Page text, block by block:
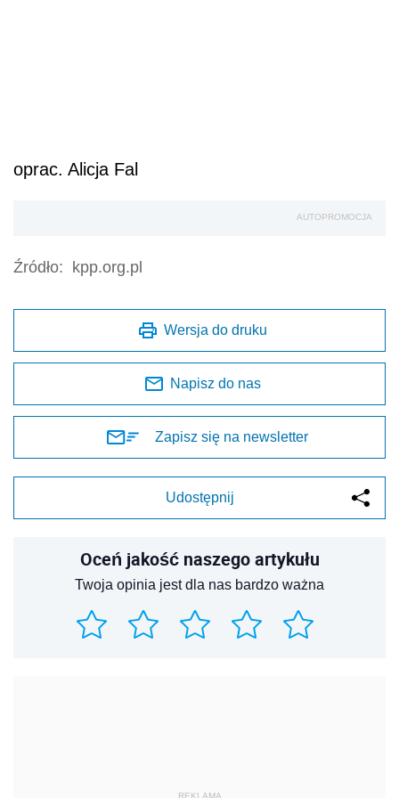
oprac. Alicja Fal
AUTOPROMOCJA
Źródło: kpp.org.pl
Wersja do druku
Napisz do nas
Zapisz się na newsletter
Udostępnij
Oceń jakość naszego artykułu
Twoja opinia jest dla nas bardzo ważna